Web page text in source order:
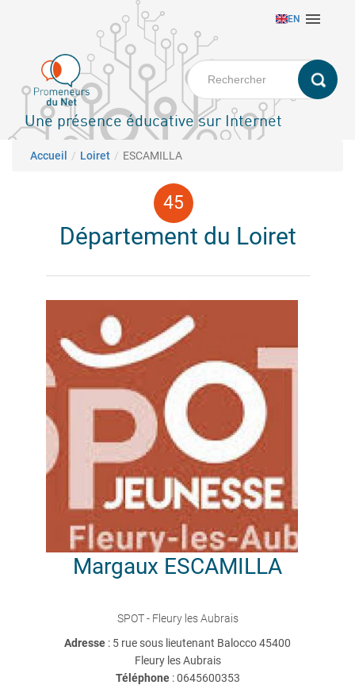
principal
EN 
Une présence éducative sur Internet
Fil d'Ariane
Accueil Loiret ESCAMILLA
Département du Loiret
Margaux ESCAMILLA
SPOT - Fleury les Aubrais
Adresse : 5 rue sous lieutenant Balocco 45400
Fleury les Aubrais
Téléphone:0645600353